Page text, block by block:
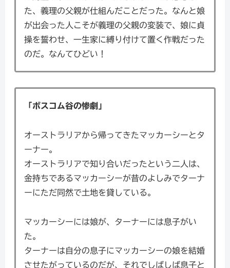
た、義理の父親が仕組んだことだった。なんと娘
が出会った人こそが義理の父親の変装で、娘に貞
操を誓わせ、一生家に縛り付けて置く作戦だった
のだ。なんてひどい！
「ボスコム谷の惨劇」
オーストラリアから帰ってきたマッカーシーとタ
ーナー。
オーストラリアで知り合いだったという二人は、
金持ちであるマッカーシーが昔のよしみでターナ
ーにただ同然で土地を貸している。
マッカーシーには娘が、ターナーには息子がい
た。
ターナーは自分の息子にマッカーシーの娘を結婚
させたがっているのだが、それでしばしば息子と